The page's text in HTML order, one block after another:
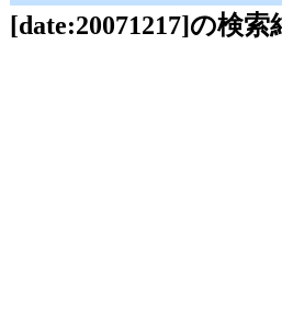
[date:20071217]の検索